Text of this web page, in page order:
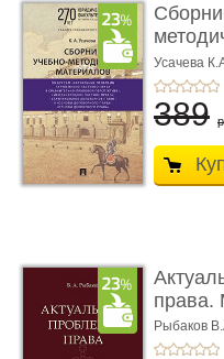
Усачева
389
права.
Рыбаков